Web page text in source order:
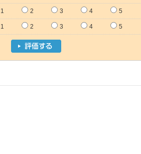
1 2 3 4 5
1 2 3 4 5